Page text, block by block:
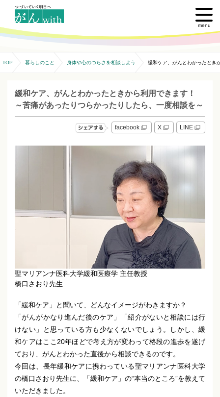
menu
TOP 暮らしのこと 身体や心のつらさを相談しよう 緩和ケア、がんとわかったとき
緩和ケア、がんとわかったときから利用できます！
～苦痛があったりつらかったりしたら、一度相談を～
facebook X LINE
聖マリアンナ医科大学緩和医療学 主任教授
橋口さおり先生
「緩和ケア」と聞いて、どんなイメージがわきますか？
「がんがかなり進んだ後のケア」「紹介がないと相談には行
けない」と思っている方も少なくないでしょう。しかし、緩
和ケアはここ20年ほどで考え方が変わって格段の進歩を遂げ
ており、がんとわかった直後から相談できるのです。
今回は、長年緩和ケアに携わっている聖マリアンナ医科大学
の橋口さおり先生に、「緩和ケア」の“本当のところ”を教えて
いただきました。